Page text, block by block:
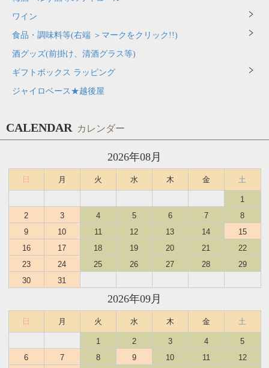
ワイン
食品・調味料等(右端 ＞マークをクリック!!)
酒グッズ(前掛け、清酒グラス等)
ギフトボックス ラッピング
ジャイロベース★越後屋
CALENDAR カレンダー
2026年08月
日 月 火 水 木 金 土
1
2
3 4 5 6 7
8
9
10 11 12 13 14
15
16
17 18 19 20 21
22
23
24 25 26 27 28
29
30
31
2026年09月
日 月 火 水 木 金 土
1 2 3 4
5
6
7 8 9 10 11
12